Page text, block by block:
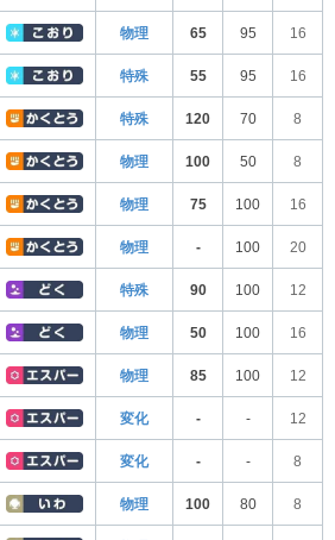
物理 65 95 16
特殊 55 95 16
特殊 120 70 8
物理 100 50 8
物理 75 100 16
物理 - 100 20
特殊 90 100 12
物理 50 100 16
物理 85 100 12
変化 - - 12
変化 - - 8
物理 100 80 8